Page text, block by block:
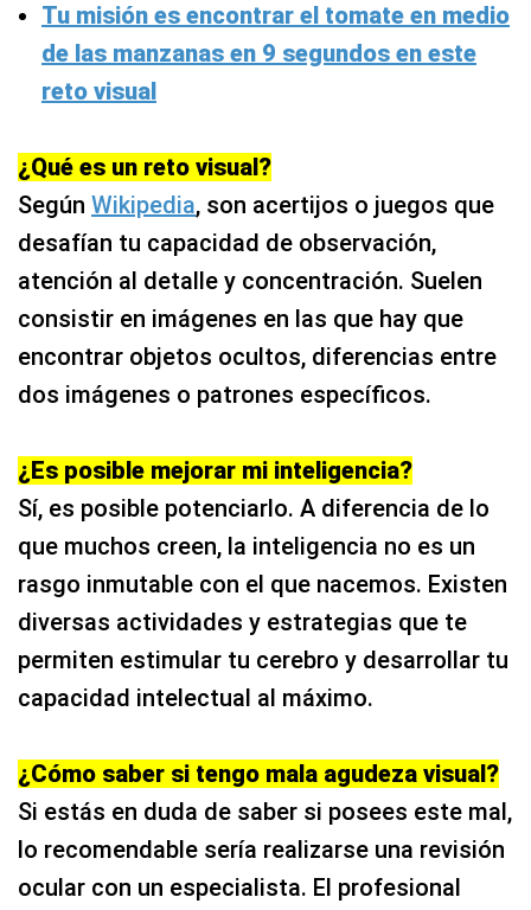
Tu misión es encontrar el tomate en medio
de las manzanas en 9 segundos en este
reto visual
¿Qué es un reto visual?
Según Wikipedia, son acertijos o juegos que
desafían tu capacidad de observación,
atención al detalle y concentración. Suelen
consistir en imágenes en las que hay que
encontrar objetos ocultos, diferencias entre
dos imágenes o patrones específicos.
¿Es posible mejorar mi inteligencia?
Sí, es posible potenciarlo. A diferencia de lo
que muchos creen, la inteligencia no es un
rasgo inmutable con el que nacemos. Existen
diversas actividades y estrategias que te
permiten estimular tu cerebro y desarrollar tu
capacidad intelectual al máximo.
¿Cómo saber si tengo mala agudeza visual?
Si estás en duda de saber si posees este mal,
lo recomendable sería realizarse una revisión
ocular con un especialista. El profesional